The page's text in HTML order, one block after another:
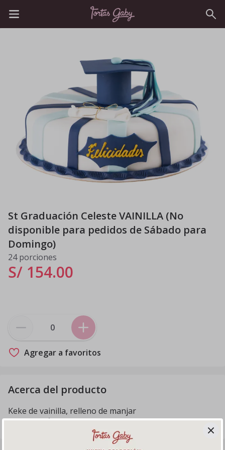
St Graduación Celeste VAINILLA (No
disponible para pedidos de Sábado para
Domingo)
24 porciones
S/ 154.00
Agregar a favoritos
Acerca del producto
Keke de vainilla, relleno de manjar
PRECAUCIÓN: Accesorios no comestibles